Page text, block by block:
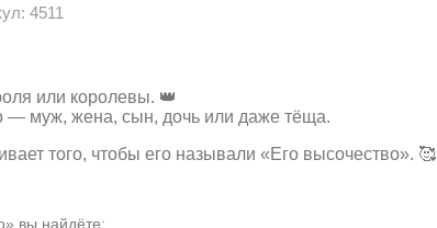
4511
или королевы. 👑
— муж, жена, сын, дочь или даже тёща.
того, чтобы его называли «Его высочество». 🥰
вы найдёте: